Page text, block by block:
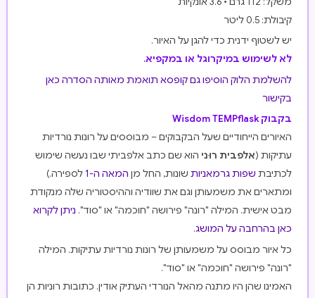
קיבולת: 0.5 ליטר
יש לשטוף ידנית כדי להגן על האיור.
לא לשימוש במיקרוגל או במקפיא.
להשלמת הלוק הוסיפו גם קופסא תואמת מאותה הסדרה כאן
בקישור
בקבוק Wisdom TEMPflask
האיורים הייחודיים שעל הבקבוקים – מבוססים על רונות נורדיות
עתיקות (אלפבית רוּני הוא שם כתב אלפביתי שבו נעשה שימוש
לכתיבת שפות גרמאניותשונות, החל מן המאה ה-1 לספירה.)
ומתארים את משמעותן וגם את שוודיה וההיסטוריה שלה מנקודת
מבט אישית. המילה "רונה" פירושה "חוכמה" או "סוד". ניתן לקרוא
כאן בהרחבה על המושג.
כל איור מבוסס על משמעותן של רונות נורדיות עתיקות. המילה
"רונה" פירושה "חוכמה" או "סוד".
האמינו שהן היו מתנה מהאל הנורדי העתיק אודין. כתובות רוניות הן